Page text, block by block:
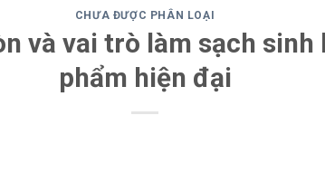
CHƯA ĐƯỢC PHÂN LOẠI
và vai trò làm sạch
phẩm hiện đại